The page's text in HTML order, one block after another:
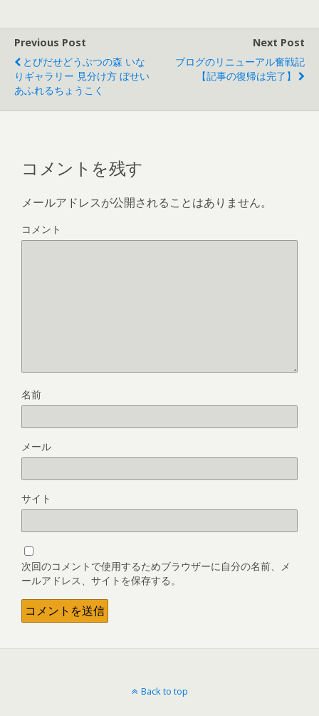
Previous Post
とびだせどうぶつの森 いな
りギャラリー 見分け方 ぼせい
あふれるちょうこく
Next Post
ブログのリニューアル奮戦記
【記事の復帰は完了】
コメントを残す
メールアドレスが公開されることはありません。
コメント
名前
メール
サイト
次回のコメントで使用するためブラウザーに自分の名前、メ
ールアドレス、サイトを保存する。
Back to top